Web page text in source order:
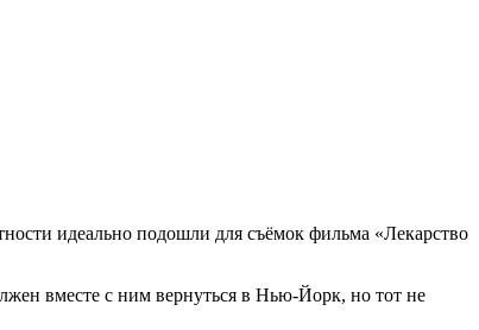
идеально подошли для съёмок фильма «Лекарство
вместе с ним вернуться в Нью-Йорк, но тот не